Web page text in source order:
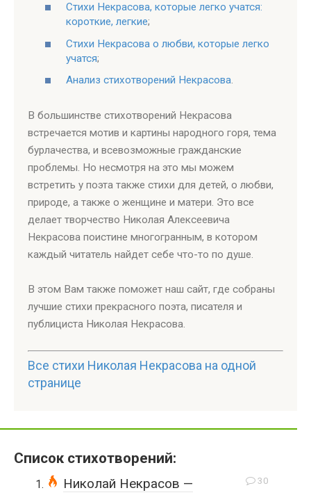
Стихи Некрасова, которые легко учатся:
короткие, легкие;
Стихи Некрасова о любви, которые легко
учатся;
Анализ стихотворений Некрасова.
В большинстве стихотворений Некрасова
встречается мотив и картины народного горя, тема
бурлачества, и всевозможные гражданские
проблемы. Но несмотря на это мы можем
встретить у поэта также стихи для детей, о любви,
природе, а также о женщине и матери. Это все
делает творчество Николая Алексеевича
Некрасова поистине многогранным, в котором
каждый читатель найдет себе что-то по душе.
В этом Вам также поможет наш сайт, где собраны
лучшие стихи прекрасного поэта, писателя и
публициста Николая Некрасова.
Все стихи Николая Некрасова на одной
странице
Список стихотворений:
30
Николай Некрасов —